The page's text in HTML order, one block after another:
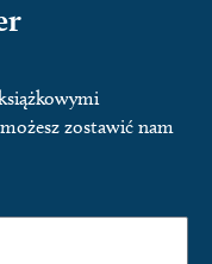
zostawić nam